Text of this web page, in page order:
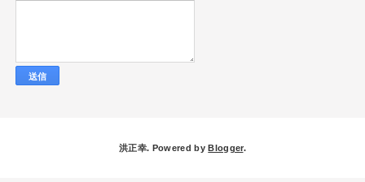
洪正幸. Powered by Blogger.